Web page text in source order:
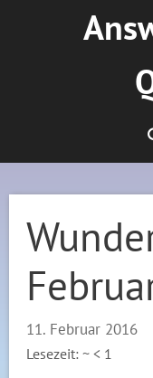
11. Februar 2016
Lesezeit: ~< 1